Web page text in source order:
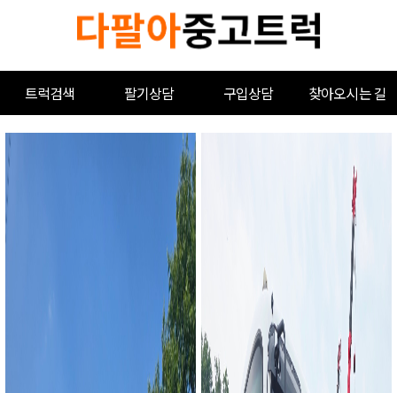
트럭검색 팔기상담 구입상담 찾아오시는 길